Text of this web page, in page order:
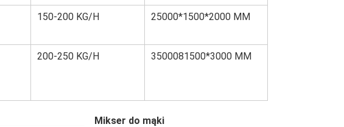
150-200 KG/H 25000*1500*2000 MM
200-250 KG/H 3500081500*3000 MM
Mikser do mąki